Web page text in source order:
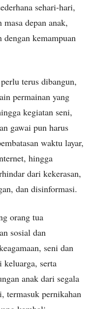
sehari-hari,
depan anak,
kemampuan
terus dibangun,
permainan yang
kegiatan seni,
gawai pun harus
waktu layar,
hingga
dari kekerasan,
dan disinformasi.
orang tua
sosial dan
seni dan
serta
anak dari segala
termasuk pernikahan